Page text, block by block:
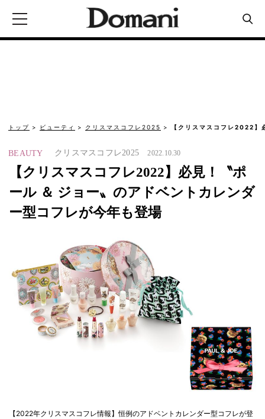
トップ ビューティ クリスマスコフレ2025 【クリスマスコフレ2022
BEAUTY クリスマスコフレ2025 2022.10.30
【クリスマスコフレ2022】必見！〝ポ
ール ＆ ジョー〟のアドベントカレンダ
ー型コフレが今年も登場
【2022年クリスマスコフレ情報】恒例のアドベントカレンダー型コフレが登